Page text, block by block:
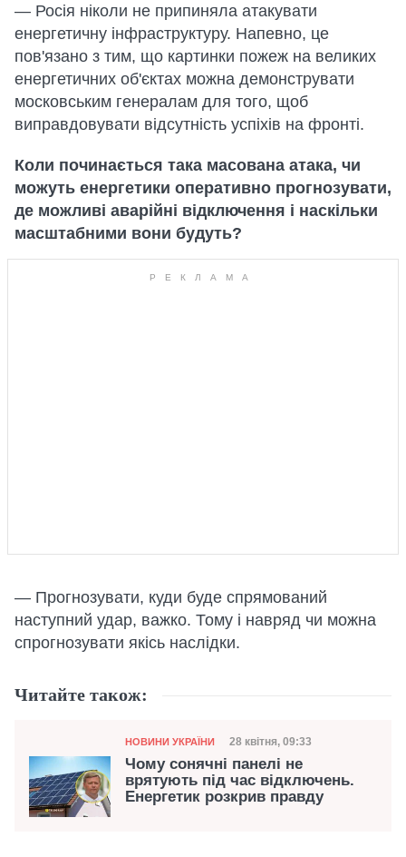
— Росія ніколи не припиняла атакувати
енергетичну інфраструктуру. Напевно, це
пов'язано з тим, що картинки пожеж на великих
енергетичних об'єктах можна демонструвати
московським генералам для того, щоб
виправдовувати відсутність успіхів на фронті.
Коли починається така масована атака, чи
можуть енергетики оперативно прогнозувати,
де можливі аварійні відключення і наскільки
масштабними вони будуть?
— Прогнозувати, куди буде спрямований
наступний удар, важко. Тому і навряд чи можна
спрогнозувати якісь наслідки.
Читайте також:
Категорія
НОВИНИ УКРАЇНИ Дата публікації
28 квітня, 09:33
Чому сонячні панелі не
врятують під час відключень.
Енергетик розкрив правду